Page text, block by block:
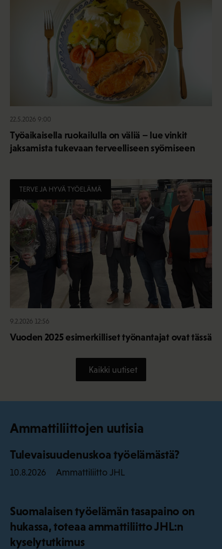
22.5.2026 9:00
Työaikaisella ruokailulla on väliä – lue vinkit
jaksamista tukevaan terveelliseen syömiseen
TERVE JA HYVÄ TYÖELÄMÄ
9.2.2026 12:56
Vuoden 2025 esimerkilliset työnantajat ovat tässä
Kaikki uutiset
Ammattiliittojen uutisia
Tulevaisuudenuskoa työelämästä?
10.8.2026 Ammattiliitto JHL
Suomalaisen työelämän tasapaino on
hukassa, toteaa ammattiliitto JHL:n
kyselytutkimus